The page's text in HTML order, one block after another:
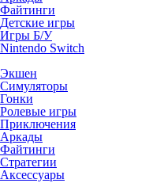
Файтинги
Детские игры
Игры Б/У
Nintendo Switch
Экшен
Симуляторы
Гонки
Ролевые игры
Приключения
Аркады
Файтинги
Стратегии
Аксессуары